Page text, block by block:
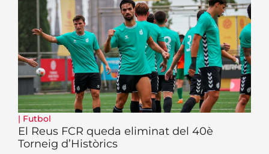
| Futbol
El Reus FCR queda eliminat del 40è
Torneig d’Històrics